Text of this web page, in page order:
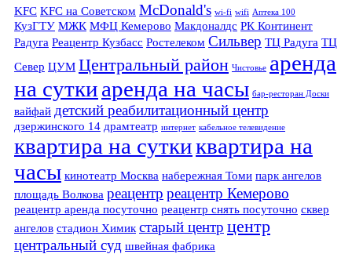
KFC KFC на Советском McDonald's wi-fi wifi Аптека 100
КузГТУ МЖК МФЦ Кемерово Макдоналдс РК Континент
Радуга Реацентр Кузбасс Ростелеком Сильвер ТЦ Радуга ТЦ
Север ЦУМ Центральный район Чистовье аренда
на суткиаренда на часы бар-ресторан Доски
вайфай детский реабилитационный центр
дзержинского 14 драмтеатр интернет кабельное телевидение
квартира на суткиквартира на
часы кинотеатр Москва набережная Томи парк ангелов
площадь Волкова реацентр реацентр Кемерово
реацентр аренда посуточно реацентр снять посуточно сквер
ангелов стадион Химик старый центр центр
центральный суд швейная фабрика